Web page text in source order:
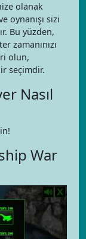
olanak
oynanışı sizi
Bu yüzden,
zamanınızı
olun,
seçimdir.
Nasıl
War